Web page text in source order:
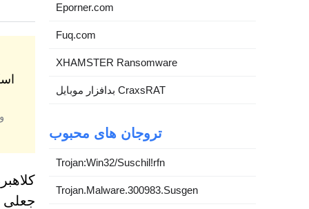
و
جعلی
Eporner.com
Fuq.com
XHAMSTER Ransomware
بدافزار موبایل CraxsRAT
تروجان های محبوب
Trojan:Win32/Suschil!rfn
Trojan.Malware.300983.Susgen